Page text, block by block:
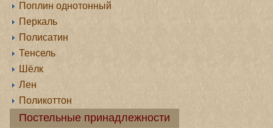
Поплин однотонный
Перкаль
Полисатин
Тенсель
Шёлк
Лен
Поликоттон
Постельные принадлежности